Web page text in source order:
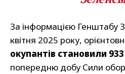
За інформацією Генштабу
квітня 2025 року,
окупантів становили 933
попередню добу Сили